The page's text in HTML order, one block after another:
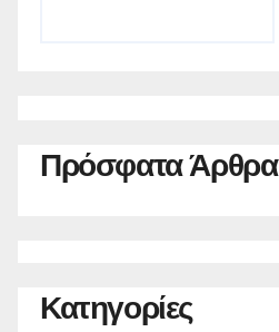
Πρόσφατα Άρθρα
Κατηγορίες